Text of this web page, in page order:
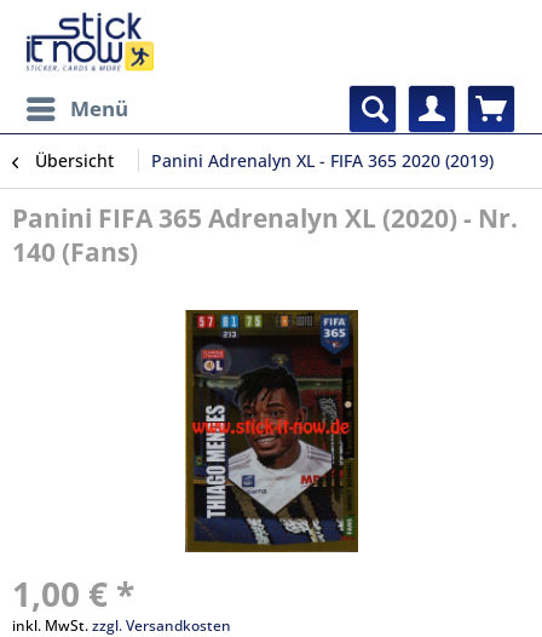
Menü
Übersicht Panini Adrenalyn XL - FIFA 365 2020 (2019)
Panini FIFA 365 Adrenalyn XL (2020) - Nr.
140 (Fans)
1,00 € *
inkl. MwSt.zzgl. Versandkosten